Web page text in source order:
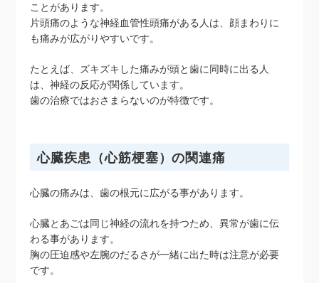
ことがあります。
片頭痛のような神経血管性頭痛がある人は、顔まわりに
も痛みが広がりやすいです。
たとえば、ズキズキした痛みが頭と歯に同時に出る人
は、神経の反応が関係しています。
歯の治療ではおさまらないのが特徴です。
心臓疾患（心筋梗塞）の関連痛
心臓の痛みは、歯の根元に広がる事があります。
心臓とあごは同じ神経の流れを持つため、異常が歯に伝
わる事があります。
胸の圧迫感や左腕のだるさが一緒に出た時は注意が必要
です。